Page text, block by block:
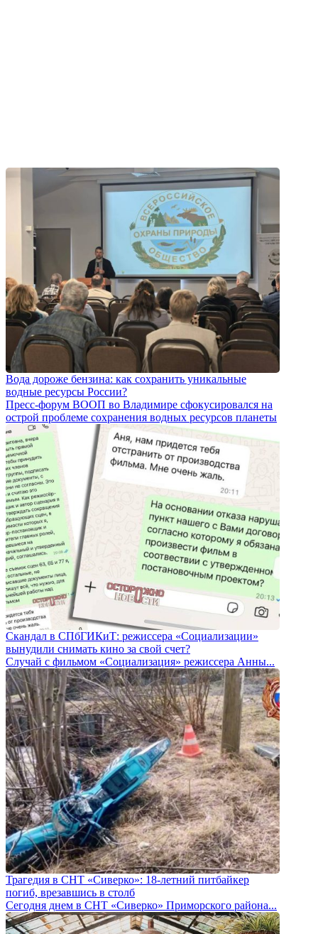
Вода дороже бензина: как сохранить уникальные
водные ресурсы России?
Пресс-форум ВООП во Владимире сфокусировался на
острой проблеме сохранения водных ресурсов планеты
Скандал в СПбГИКиТ: режиссера «Социализации»
вынудили снимать кино за свой счет?
Случай с фильмом «Социализация» режиссера Анны...
Трагедия в СНТ «Сиверко»: 18-летний питбайкер
погиб, врезавшись в столб
Сегодня днем в СНТ «Сиверко» Приморского района...